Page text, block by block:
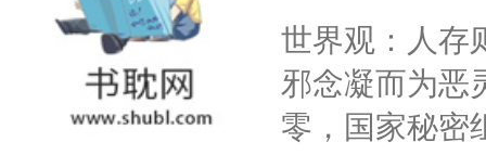
名蛇蛇，跟人
不知道，那小
头，魔尊墨宴
宴：柳折枝
世界观：人存
邪念凝而为恶
零，国家秘密